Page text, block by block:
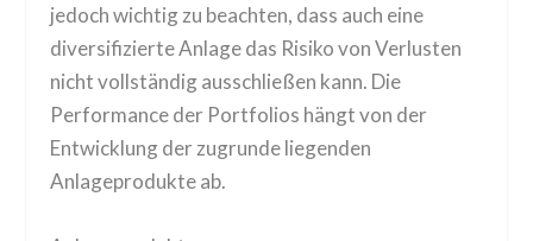
jedoch wichtig zu beachten, dass auch eine
diversifizierte Anlage das Risiko von Verlusten
nicht vollständig ausschließen kann. Die
Performance der Portfolios hängt von der
Entwicklung der zugrunde liegenden
Anlageprodukte ab.